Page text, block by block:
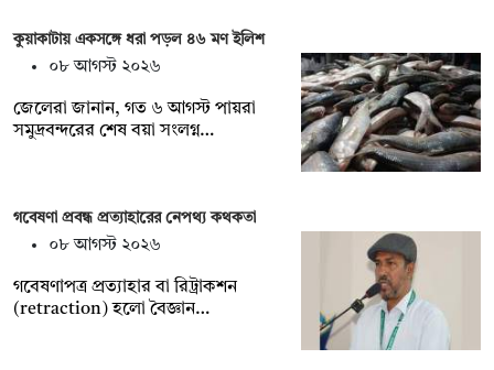
কুয়াকাটায় একসঙ্গে ধরা পড়ল ৪৬ মণ ইলিশ
০৮ আগস্ট ২০২৬
জেলেরা জানান, গত ৬ আগস্ট পায়রা
সমুদ্রবন্দরের শেষ বয়া সংলগ্ন…
গবেষণা প্রবন্ধ প্রত্যাহারের নেপথ্য কথকতা
০৮ আগস্ট ২০২৬
গবেষণাপত্র প্রত্যাহার বা রিট্রাকশন
(retraction) হলো বৈজ্ঞান…